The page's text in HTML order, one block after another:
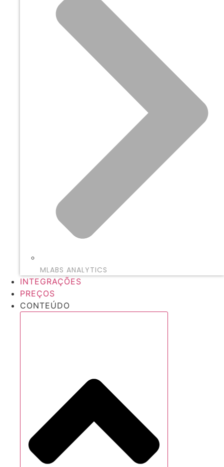
MLABS ANALYTICS
INTEGRAÇÕES
PREÇOS
CONTEÚDO